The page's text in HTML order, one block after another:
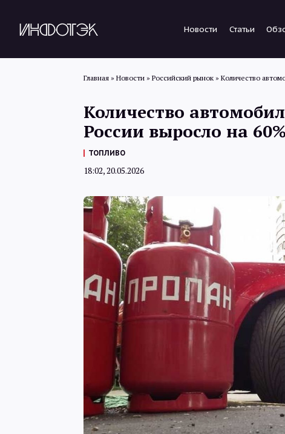
Новости Статьи
Главная » Новости » Российский рынок » Количество
Количество
России выросло на
ТОПЛИВО
18:02, 20.05.2026